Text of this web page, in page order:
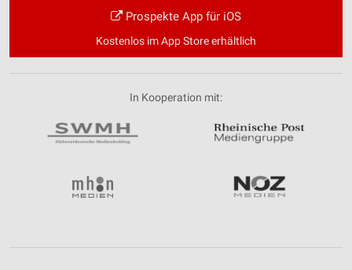
Prospekte App für iOS
Kostenlos im App Store erhältlich
In Kooperation mit: